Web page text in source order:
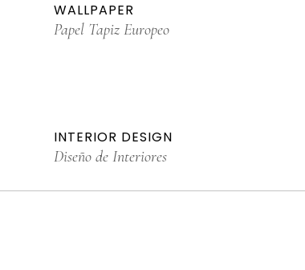
WALLPAPER
Papel Tapiz Europeo
INTERIOR DESIGN
Diseño de Interiores